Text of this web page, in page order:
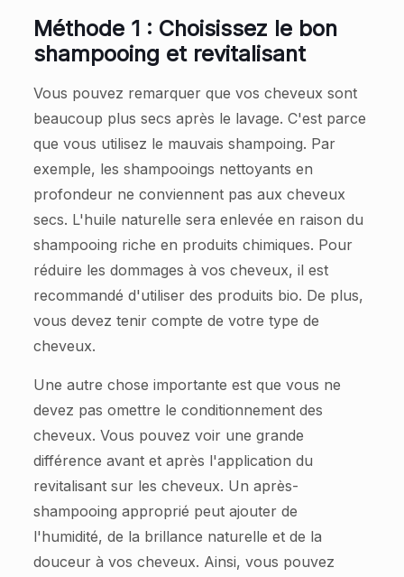
Méthode 1 : Choisissez le bon
shampooing et revitalisant
Vous pouvez remarquer que vos cheveux sont
beaucoup plus secs après le lavage. C'est parce
que vous utilisez le mauvais shampoing. Par
exemple, les shampooings nettoyants en
profondeur ne conviennent pas aux cheveux
secs. L'huile naturelle sera enlevée en raison du
shampooing riche en produits chimiques. Pour
réduire les dommages à vos cheveux, il est
recommandé d'utiliser des produits bio. De plus,
vous devez tenir compte de votre type de
cheveux.
Une autre chose importante est que vous ne
devez pas omettre le conditionnement des
cheveux. Vous pouvez voir une grande
différence avant et après l'application du
revitalisant sur les cheveux. Un après-
shampooing approprié peut ajouter de
l'humidité, de la brillance naturelle et de la
douceur à vos cheveux. Ainsi, vous pouvez